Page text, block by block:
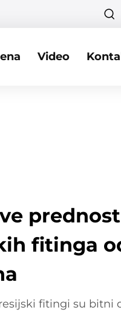
Video
fitinga
fitingi su bitni